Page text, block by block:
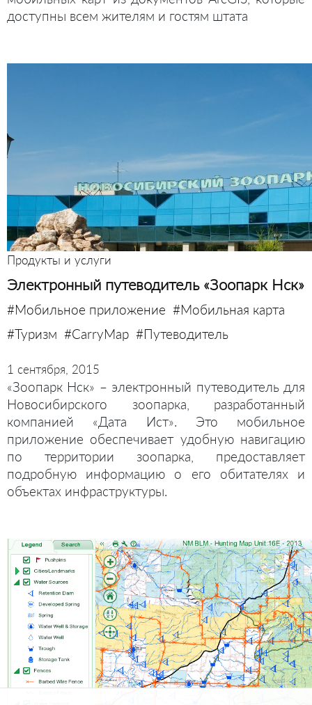
доступны всем жителям и гостям штата
Продукты и услуги
Электронный путеводитель «Зоопарк Нск»
#Мобильное приложение #Мобильная карта
#Туризм #CarryMap #Путеводитель
1 сентября, 2015
«Зоопарк Нск» – электронный путеводитель для
Новосибирского зоопарка, разработанный
компанией «Дата Ист». Это мобильное
приложение обеспечивает удобную навигацию
по территории зоопарка, предоставляет
подробную информацию о его обитателях и
объектах инфраструктуры.